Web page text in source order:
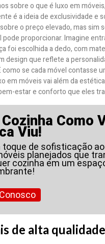
sobre o que é luxo em
é a ideia de exclusividade e
o preço elevado, mas sim
pode proporcionar. Imagine
foi escolhida a dedo, com
design que reflete a
se cada móvel contasse
em móveis vai além da
estar e conforto que eles
Como
Viu!
toque de sofisticação
planejados que
cozinha em um
de alta qualidade